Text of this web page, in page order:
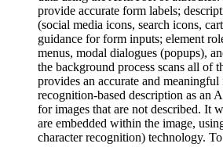
provide accurate form labels;
(social media icons, search icons,
guidance for form inputs; element
menus, modal dialogues (popups),
the background process scans all of
provides an accurate and
recognition-based description as an
for images that are not described. It
are embedded within the image,
character recognition) technology.